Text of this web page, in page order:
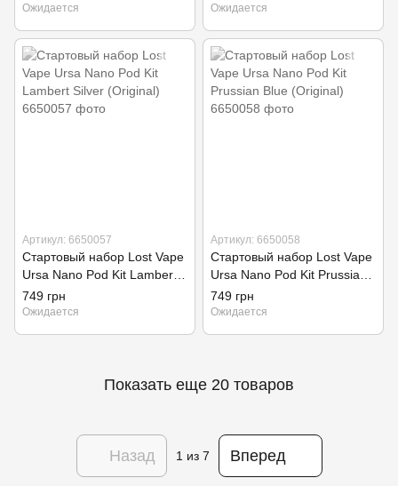
Ожидается Ожидается
Артикул: 6650057
Стартовый набор Lost Vape
Ursa Nano Pod Kit Lambert
Silver (Original)
749 грн
Ожидается
Артикул: 6650058
Стартовый набор Lost Vape
Ursa Nano Pod Kit Prussian
Blue (Original)
749 грн
Ожидается
Показать еще 20 товаров
Назад 1 из 7 Вперед